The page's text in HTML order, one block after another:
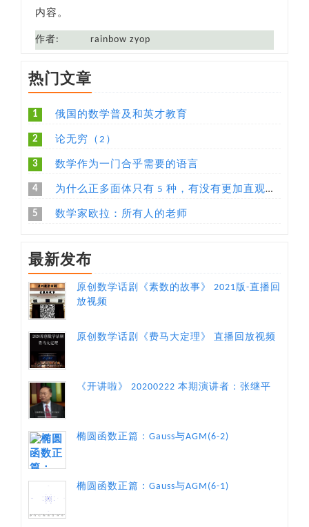
内容。
作者: rainbow zyop
热门文章
1 俄国的数学普及和英才教育
2 论无穷（2）
3 数学作为一门合乎需要的语言
4 为什么正多面体只有 5 种，有没有更加直观易懂的解释？
5 数学家欧拉：所有人的老师
最新发布
原创数学话剧《素数的故事》 2021版-直播回
放视频
原创数学话剧《费马大定理》 直播回放视频
《开讲啦》 20200222 本期演讲者：张继平
椭圆函数正篇：Gauss与AGM(6-2)
椭圆函数正篇：Gauss与AGM(6-1)